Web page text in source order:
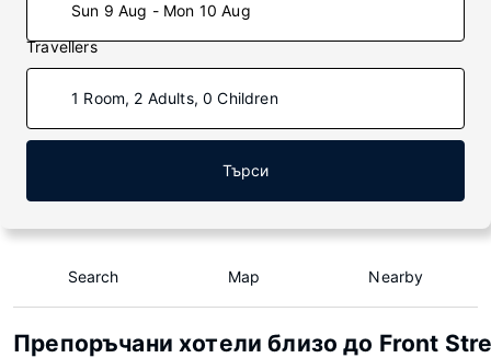
Sun 9 Aug - Mon 10 Aug
Travellers
1 Room, 2 Adults, 0 Children
Търси
Search Map Nearby
Препоръчани хотели близо до Front